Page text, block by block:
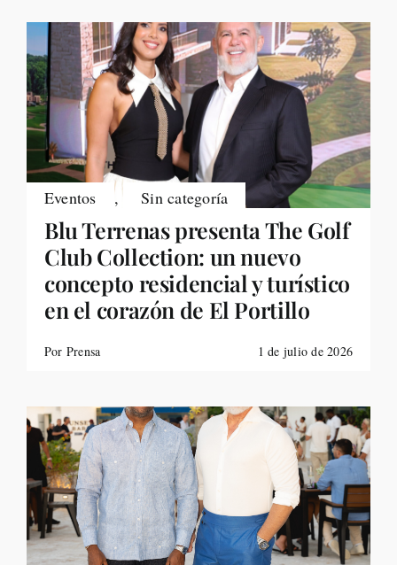
Eventos , Sin categoría
Blu Terrenas presenta The Golf
Club Collection: un nuevo
concepto residencial y turístico
en el corazón de El Portillo
Por Prensa 1 de julio de 2026